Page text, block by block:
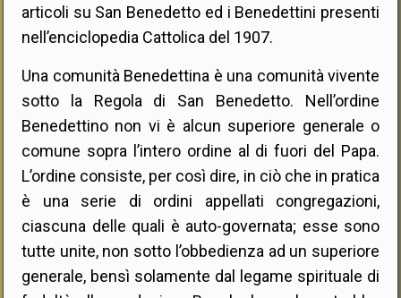
articoli su San Benedetto ed i Benedettini presenti
nell’enciclopedia Cattolica del 1907.
Una comunità Benedettina è una comunità vivente
sotto la Regola di San Benedetto. Nell’ordine
Benedettino non vi è alcun superiore generale o
comune sopra l’intero ordine al di fuori del Papa.
L’ordine consiste, per così dire, in ciò che in pratica
è una serie di ordini appellati congregazioni,
ciascuna delle quali è auto-governata; esse sono
tutte unite, non sotto l’obbedienza ad un superiore
generale, bensì solamente dal legame spirituale di